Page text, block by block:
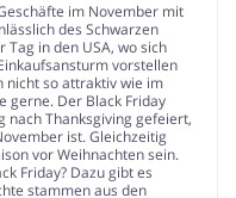
im November mit
des Schwarzen
in den USA, wo sich
vorstellen
nicht so attraktiv wie im
gerne. Der Black Friday
nach Thanksgiving gefeiert,
ist. Gleichzeitig
vor Weihnachten sein.
Friday? Dazu gibt es
stammen aus den